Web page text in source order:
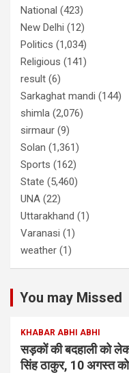
National (423)
New Delhi (12)
Politics (1,034)
Religious (141)
result (6)
Sarkaghat mandi (144)
shimla (2,076)
sirmaur (9)
Solan (1,361)
Sports (162)
State (5,460)
UNA (22)
Uttarakhand (1)
Varanasi (1)
weather (1)
You may Missed
KHABAR ABHI ABHI
सड़कों की बदहाली को
सिंह ठाकुर, 10 अगस्त